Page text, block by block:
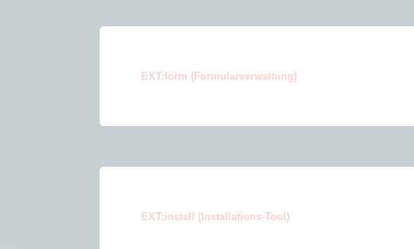
EXT:form (Formularverwaltung)
EXT:install (Installations-Tool)